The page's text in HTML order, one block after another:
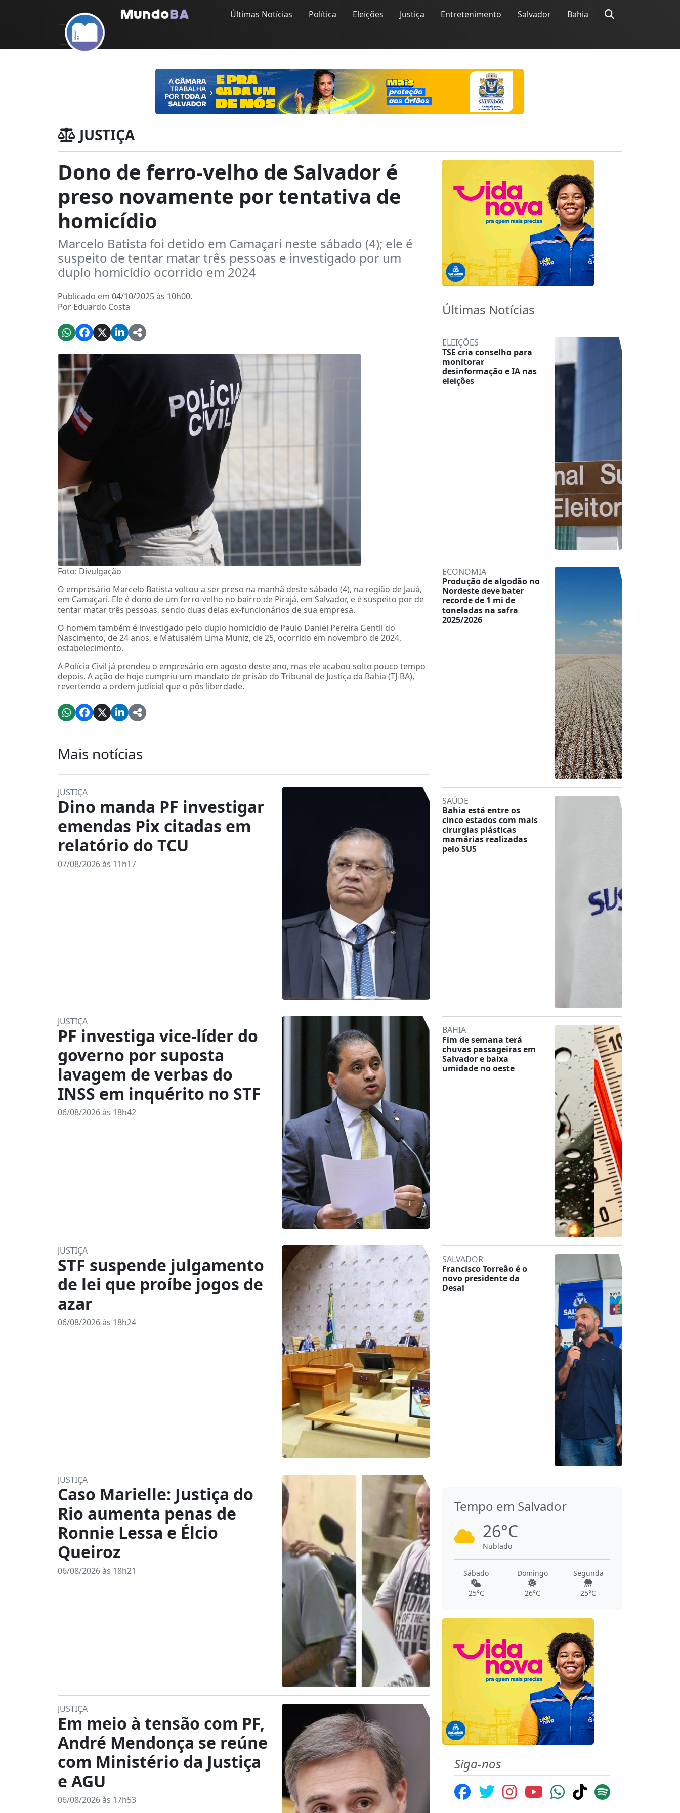
Últimas Notícias Política Eleições Justiça Entretenimento Salvador Bahia
JUSTIÇA
Dono de ferro-velho de Salvador é
preso novamente por tentativa de
homicídio
Marcelo Batista foi detido em Camaçari neste sábado (4); ele é
suspeito de tentar matar três pessoas e investigado por um
duplo homicídio ocorrido em 2024
Publicado em 04/10/2025 às 10h00.
Por Eduardo Costa
Foto: Divulgação
O empresário Marcelo Batista voltou a ser preso na manhã deste sábado (4), na região de Jauá,
em Camaçari. Ele é dono de um ferro-velho no bairro de Pirajá, em Salvador, e é suspeito por de
tentar matar três pessoas, sendo duas delas ex-funcionários de sua empresa.
O homem também é investigado pelo duplo homicídio de Paulo Daniel Pereira Gentil do
Nascimento, de 24 anos, e Matusalém Lima Muniz, de 25, ocorrido em novembro de 2024,
estabelecimento.
A Polícia Civil já prendeu o empresário em agosto deste ano, mas ele acabou solto pouco tempo
depois. A ação de hoje cumpriu um mandato de prisão do Tribunal de Justiça da Bahia (TJ-BA),
revertendo a ordem judicial que o pôs liberdade.
Mais notícias
JUSTIÇA
Dino manda PF investigar
emendas Pix citadas em
relatório do TCU
07/08/2026 às 11h17
JUSTIÇA
PF investiga vice-líder do
governo por suposta
lavagem de verbas do
INSS em inquérito no STF
06/08/2026 às 18h42
JUSTIÇA
STF suspende julgamento
de lei que proíbe jogos de
azar
06/08/2026 às 18h24
JUSTIÇA
Caso Marielle: Justiça do
Rio aumenta penas de
Ronnie Lessa e Élcio
Queiroz
06/08/2026 às 18h21
JUSTIÇA
Em meio à tensão com PF,
André Mendonça se reúne
com Ministério da Justiça
e AGU
06/08/2026 às 17h53
Últimas Notícias
ELEIÇÕES
TSE cria conselho para
monitorar
desinformação e IA nas
eleições
ECONOMIA
Produção de algodão no
Nordeste deve bater
recorde de 1 mi de
toneladas na safra
2025/2026
SAÚDE
Bahia está entre os
cinco estados com mais
cirurgias plásticas
mamárias realizadas
pelo SUS
BAHIA
Fim de semana terá
chuvas passageiras em
Salvador e baixa
umidade no oeste
SALVADOR
Francisco Torreão é o
novo presidente da
Desal
Tempo em Salvador
26°C
Nublado
Sábado
25°C
Domingo
26°C
Segunda
25°C
Siga-nos